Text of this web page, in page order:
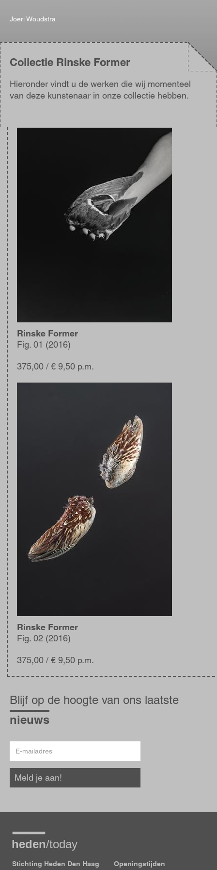
Joeri Woudstra
Collectie Rinske Former
Hieronder vindt u de werken die wij momenteel
van deze kunstenaar in onze collectie hebben.
Rinske Former
Fig. 01 (2016)
375,00 / € 9,50 p.m.
Rinske Former
Fig. 02 (2016)
375,00 / € 9,50 p.m.
op
de
hoogte
Blijf op de hoogte van ons laatste
nieuws
mailadres
Meld je aan!
Stichting Heden Den Haag
Openingstijden